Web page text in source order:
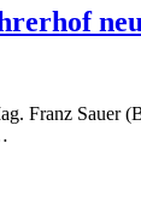
Franz Sauer